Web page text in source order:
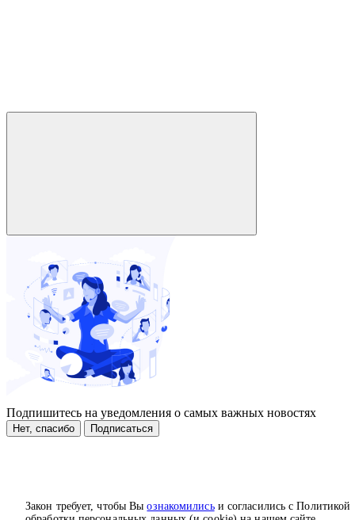
Закон требует, чтобы Выознакомилисьи согласились с Политикой
Подпишитесь на уведомления о самых важных новостях
Нет, спасибо Подписаться